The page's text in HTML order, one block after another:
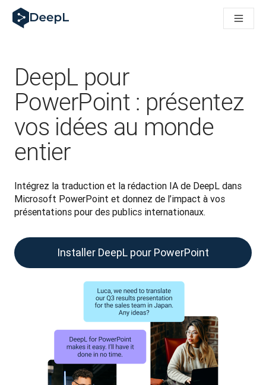
DeepL pour agents IA
Translation Flow de DeepL : des nouveaux processus
Décoder la notion de confiance dans l'IA linguistique pour
Évaluation qualité traduction chez DeepL
De la traduction de texte à la traduction vocale en temps réel
Building an instantly accessible voice demo with DeepL
DeepL pour
PowerPoint : présentez
vos idées au monde
entier
Intégrez la traduction et la rédaction IA de DeepL dans
Microsoft PowerPoint et donnez de l’impact à vos
présentations pour des publics internationaux.
Installer DeepL pour PowerPoint